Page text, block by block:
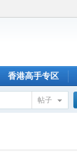
香港高手专区
帖子